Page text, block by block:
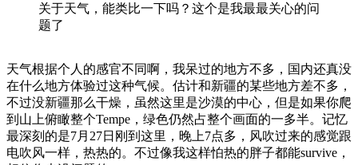
关于天气，能类比一下吗？这个是我最最关心的问
题了
天气根据个人的感官不同啊，我呆过的地方不多，国内还真没
在什么地方体验过这种气候。估计和新疆的某些地方差不多，
不过没新疆那么干燥，虽然这里是沙漠的中心，但是如果你爬
到山上俯瞰整个Tempe，绿色仍然占整个画面的一多半。记忆
最深刻的是7月27日刚到这里，晚上7点多，风吹过来的感觉跟
电吹风一样，热热的。不过像我这样怕热的胖子都能survive，